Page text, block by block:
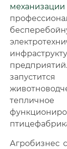
Агробизнес